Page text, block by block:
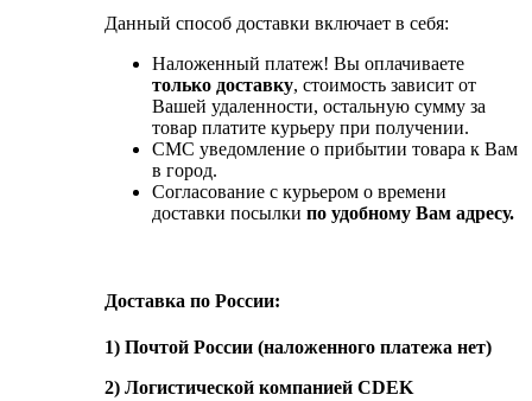
Данный способ доставки включает в себя:
Наложенный платеж! Вы оплачиваете
только доставку, стоимость зависит от
Вашей удаленности, остальную сумму за
товар платите курьеру при получении.
СМС уведомление о прибытии товара к Вам
в город.
Согласование с курьером о времени
доставки посылки по удобному Вам адресу.
Доставка по России:
1) Почтой России (наложенного платежа нет)
2) Логистической компанией CDEK